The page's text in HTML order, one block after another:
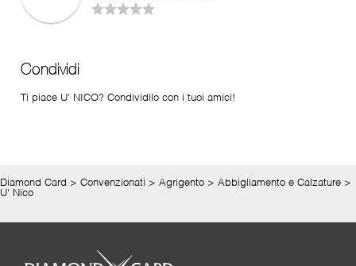
Condividi
Ti piace U' NICO? Condividilo con i tuoi amici!
Diamond Card > Convenzionati > Agrigento > Abbigliamento e Calzature >
U' Nico